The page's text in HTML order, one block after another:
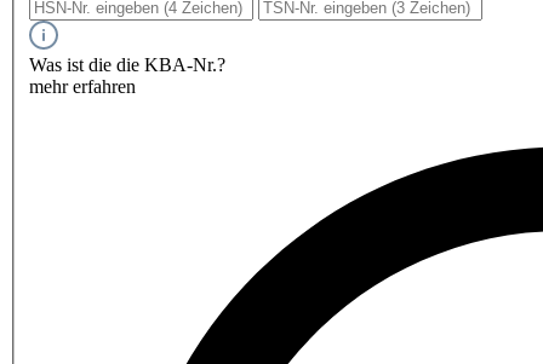
Was ist die die KBA-Nr.?
mehr erfahren